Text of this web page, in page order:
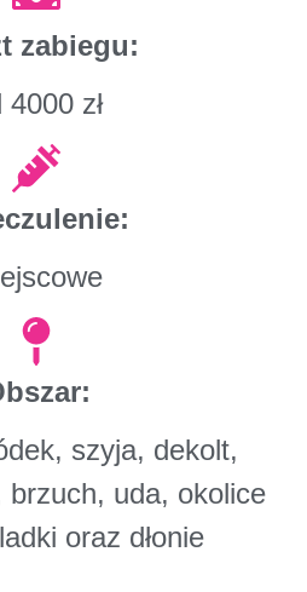
zabiegu:
4000 zł
szyja, dekolt,
brzuch, uda, okolice
oraz dłonie